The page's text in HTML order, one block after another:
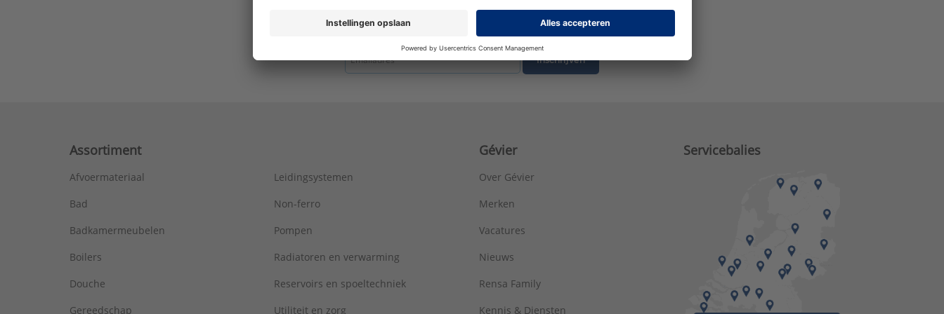
Elektrolytisch verzinkt
Toegestane werkbelasting:
ULC keur: Nee
UL-keur: Nee
Ons laatste nieuws ontvangen omtrent productnieuws, acties en andere interessante zaken?
Inschrijven
Assortiment
Afvoermateriaal
Bad
Badkamermeubelen
Boilers
Douche
Gereedschap
Leidingsystemen
Non-ferro
Pompen
Radiatoren en verwarming
Reservoirs en spoeltechniek
Utiliteit en zorg
Gévier
Over Gévier
Merken
Vacatures
Nieuws
Rensa Family
Kennis & Diensten
Servicebalies